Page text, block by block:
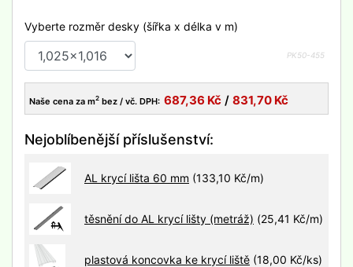
Vyberte rozměr desky (šířka x délka v m)
PK50-455
Naše cena za m2 bez / vč. DPH: 687,36 Kč / 831,70 Kč
Nejoblíbenější příslušenství:
AL krycí lišta 60 mm (133,10 Kč/m)
těsnění do AL krycí lišty (metráž) (25,41 Kč/m)
plastová koncovka ke krycí liště (18,00 Kč/ks)